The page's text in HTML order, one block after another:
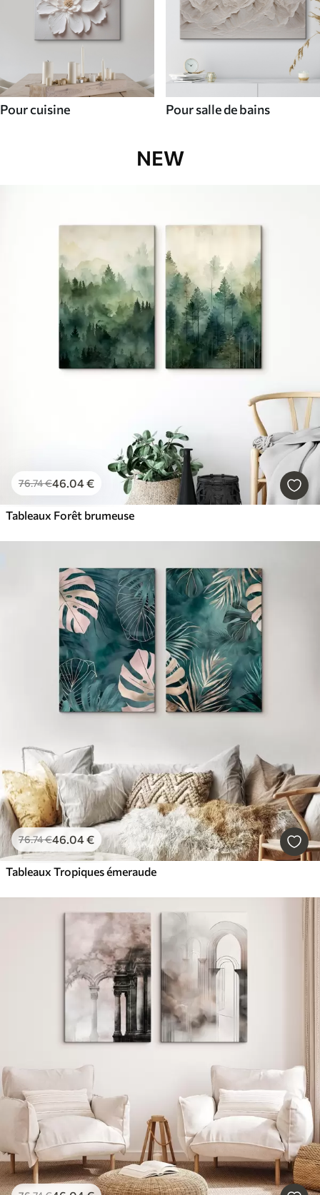
Pour cuisine Pour salle de bains
NEW
76.74€46 .04€
Tableaux Forêt brumeuse
76.74€46 .04€
Tableaux Tropiques émeraude